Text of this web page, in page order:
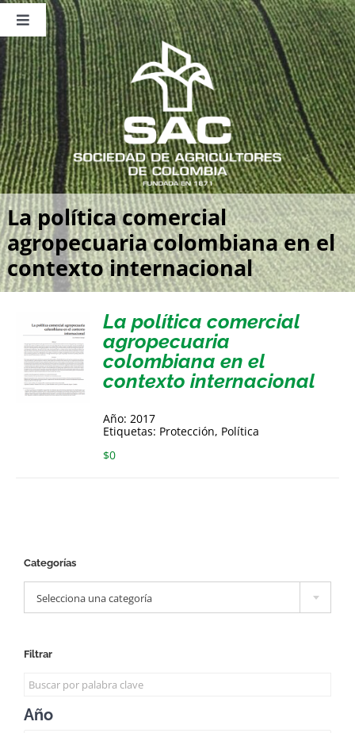
Saltar
contenido
Toggle
Navigation
Nosotros
Publicaciones
Sala de Prensa
Eventos
La política comercial
agropecuaria colombiana en el
contexto internacional
La política comercial
agropecuaria
colombiana en el
contexto internacional
Año: 2017
Etiquetas: Protección, Política
$0
Categorías
Selecciona una categoría
Filtrar
Año